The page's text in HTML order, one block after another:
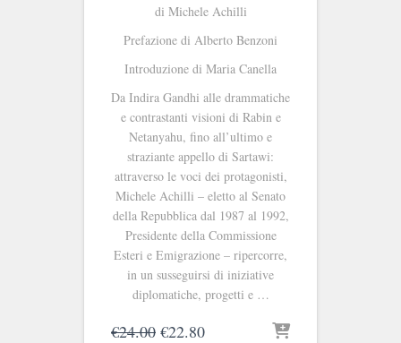
di Michele Achilli
Prefazione di Alberto Benzoni
Introduzione di Maria Canella
Da Indira Gandhi alle drammatiche
e contrastanti visioni di Rabin e
Netanyahu, fino all’ultimo e
straziante appello di Sartawi:
attraverso le voci dei protagonisti,
Michele Achilli – eletto al Senato
della Repubblica dal 1987 al 1992,
Presidente della Commissione
Esteri e Emigrazione – ripercorre,
in un susseguirsi di iniziative
diplomatiche, progetti e …
€24.00 Il
€22.80Il